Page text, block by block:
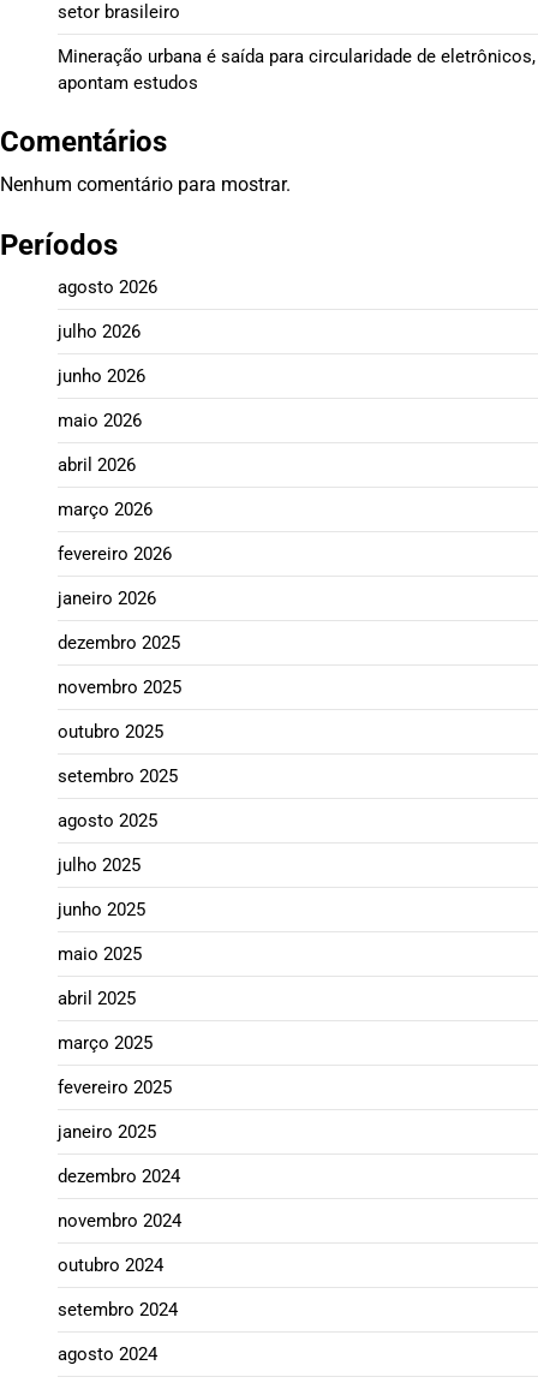
setor brasileiro
Mineração urbana é saída para circularidade de eletrônicos,
apontam estudos
Comentários
Nenhum comentário para mostrar.
Períodos
agosto 2026
julho 2026
junho 2026
maio 2026
abril 2026
março 2026
fevereiro 2026
janeiro 2026
dezembro 2025
novembro 2025
outubro 2025
setembro 2025
agosto 2025
julho 2025
junho 2025
maio 2025
abril 2025
março 2025
fevereiro 2025
janeiro 2025
dezembro 2024
novembro 2024
outubro 2024
setembro 2024
agosto 2024